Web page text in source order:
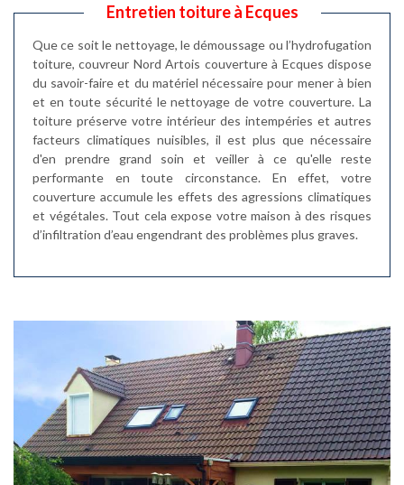
Entretien toiture à Ecques
Que ce soit le nettoyage, le démoussage ou l’hydrofugation
toiture, couvreur Nord Artois couverture à Ecques dispose
du savoir-faire et du matériel nécessaire pour mener à bien
et en toute sécurité le nettoyage de votre couverture. La
toiture préserve votre intérieur des intempéries et autres
facteurs climatiques nuisibles, il est plus que nécessaire
d'en prendre grand soin et veiller à ce qu'elle reste
performante en toute circonstance. En effet, votre
couverture accumule les effets des agressions climatiques
et végétales. Tout cela expose votre maison à des risques
d’infiltration d’eau engendrant des problèmes plus graves.